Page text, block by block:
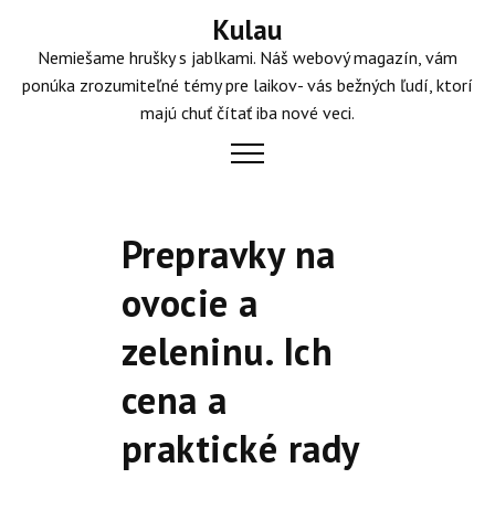
content
Kulau
Nemiešame hrušky s jablkami. Náš webový magazín, vám
ponúka zrozumiteľné témy pre laikov- vás bežných ľudí, ktorí
majú chuť čítať iba nové veci.
Prepravky na
ovocie a
zeleninu. Ich
cena a
praktické rady